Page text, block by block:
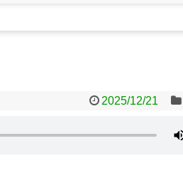
2025/12/21